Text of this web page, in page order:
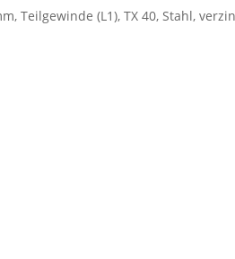
Teilgewinde (L1), TX 40, Stahl,